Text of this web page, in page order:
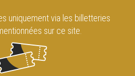
uniquement via les billetteries
sur ce site.